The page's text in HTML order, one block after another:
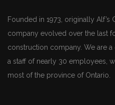
Founded in 1973, originally Alf’s
company evolved over the last
construction company. We are
a staff of nearly 30 employees,
most of the province of Ontario.